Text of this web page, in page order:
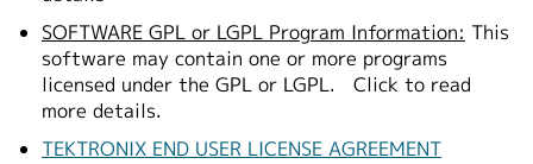
SOFTWARE GPL or LGPL Program Information: This
software may contain one or more programs
licensed under the GPL or LGPL.
Click to read
more details.
TEKTRONIX END USER LICENSE AGREEMENT